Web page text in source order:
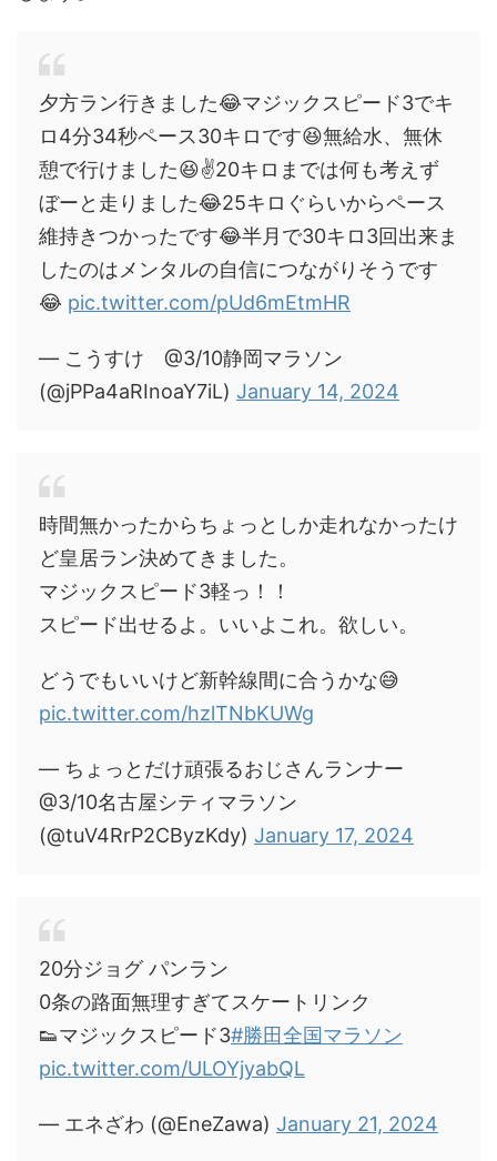
夕方ラン行きました😂マジックスピード3でキ
ロ4分34秒ペース30キロです😆無給水、無休
憩で行けました😆✌️20キロまでは何も考えず
ぼーと走りました😂25キロぐらいからペース
維持きつかったです😂半月で30キロ3回出来ま
したのはメンタルの自信につながりそうです
😂 pic.twitter.com/pUd6mEtmHR
— こうすけ @3/10静岡マラソン
(@jPPa4aRInoaY7iL) January 14, 2024
時間無かったからちょっとしか走れなかったけ
ど皇居ラン決めてきました。
マジックスピード3軽っ！！
スピード出せるよ。いいよこれ。欲しい。
どうでもいいけど新幹線間に合うかな😅
pic.twitter.com/hzlTNbKUWg
— ちょっとだけ頑張るおじさんランナー
@3/10名古屋シティマラソン
(@tuV4RrP2CByzKdy) January 17, 2024
20分ジョグ パンラン
0条の路面無理すぎてスケートリンク
👟マジックスピード3#勝田全国マラソン
pic.twitter.com/ULOYjyabQL
— エネざわ (@EneZawa) January 21, 2024